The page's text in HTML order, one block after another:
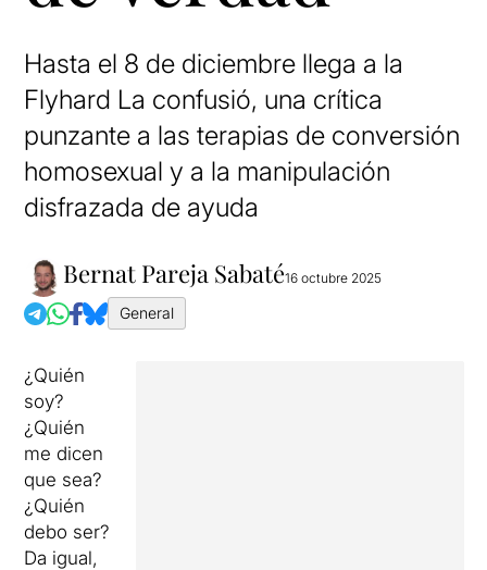
Hasta el 8 de diciembre llega a la
Flyhard La confusió, una crítica
punzante a las terapias de conversión
homosexual y a la manipulación
disfrazada de ayuda
Bernat Pareja Sabaté16 octubre 2025
General
¿Quién
soy?
¿Quién
me dicen
que sea?
¿Quién
debo ser?
Da igual,